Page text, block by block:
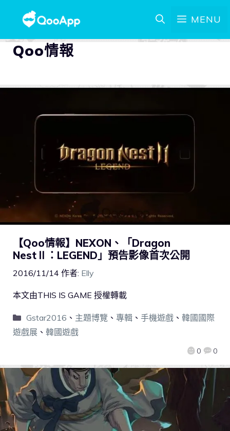
MENU
Qoo情報
【Qoo情報】NEXON、「Dragon
NestⅡ：LEGEND」預告影像首次公開
2016/11/14 作者: Elly
0 0
本文由THIS IS GAME 授權轉載
Gstar2016 、 主題博覽 、 專輯、 手機遊戲、 韓國國際
遊戲展 、 韓國遊戲